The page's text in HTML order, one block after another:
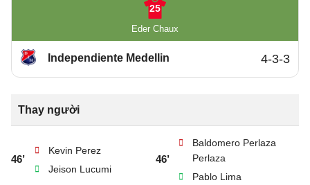
25
Eder Chaux
Independiente Medellin 4-3-3
Thay người
46’
Kevin Perez
Jeison Lucumi
46’
Baldomero Perlaza
Perlaza
Pablo Lima